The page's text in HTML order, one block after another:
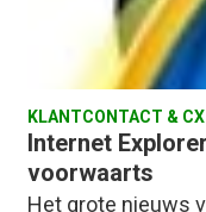
KLANTCONTACT & CX
Internet
voorwaarts
Het grote nieuws